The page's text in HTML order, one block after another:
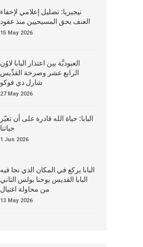
نيجيريا: تضليل إعلامي لإخفاء
العنف بحق المسيحيين منذ عقود
15 May 2026
العبوديَّة بين اعتذار البابا لاوُن
الرابع عشر وصرخة القدِّيس
شارل دي فوكو
27 May 2026
البابا: حياة الله قادرة على أن تغيّر
حياتنا
1 Jun 2026
البابا يركع في المكان الذي نجا فيه
البابا القديس يوحنا بولس الثاني
من محاولة اغتيال
13 May 2026